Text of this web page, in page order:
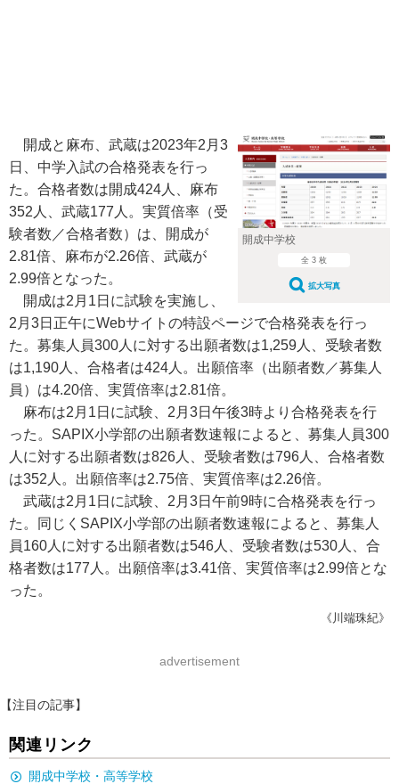
開成中学校
全 3 枚
拡大写真
開成と麻布、武蔵は2023年2月3
日、中学入試の合格発表を行っ
た。合格者数は開成424人、麻布
352人、武蔵177人。実質倍率（受
験者数／合格者数）は、開成が
2.81倍、麻布が2.26倍、武蔵が
2.99倍となった。
開成は2月1日に試験を実施し、
2月3日正午にWebサイトの特設ページで合格発表を行っ
た。募集人員300人に対する出願者数は1,259人、受験者数
は1,190人、合格者は424人。出願倍率（出願者数／募集人
員）は4.20倍、実質倍率は2.81倍。
麻布は2月1日に試験、2月3日午後3時より合格発表を行
った。SAPIX小学部の出願者数速報によると、募集人員300
人に対する出願者数は826人、受験者数は796人、合格者数
は352人。出願倍率は2.75倍、実質倍率は2.26倍。
武蔵は2月1日に試験、2月3日午前9時に合格発表を行っ
た。同じくSAPIX小学部の出願者数速報によると、募集人
員160人に対する出願者数は546人、受験者数は530人、合
格者数は177人。出願倍率は3.41倍、実質倍率は2.99倍とな
った。
《川端珠紀》
advertisement
【注目の記事】
関連リンク
開成中学校・高等学校